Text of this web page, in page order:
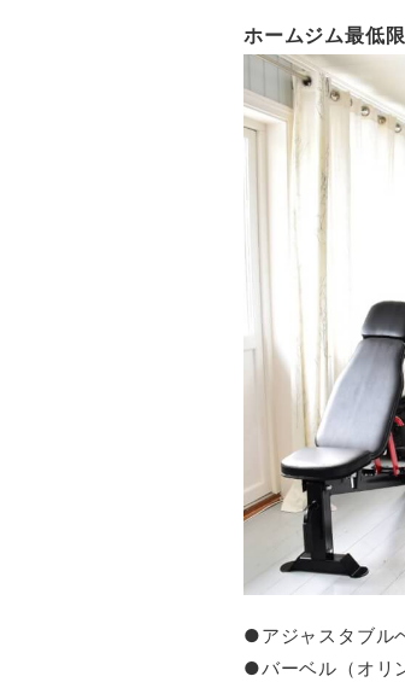
ホームジム最低
●アジャスタブル
●バーベル（オリ